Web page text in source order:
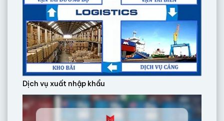
Dịch vụ xuất nhập khẩu